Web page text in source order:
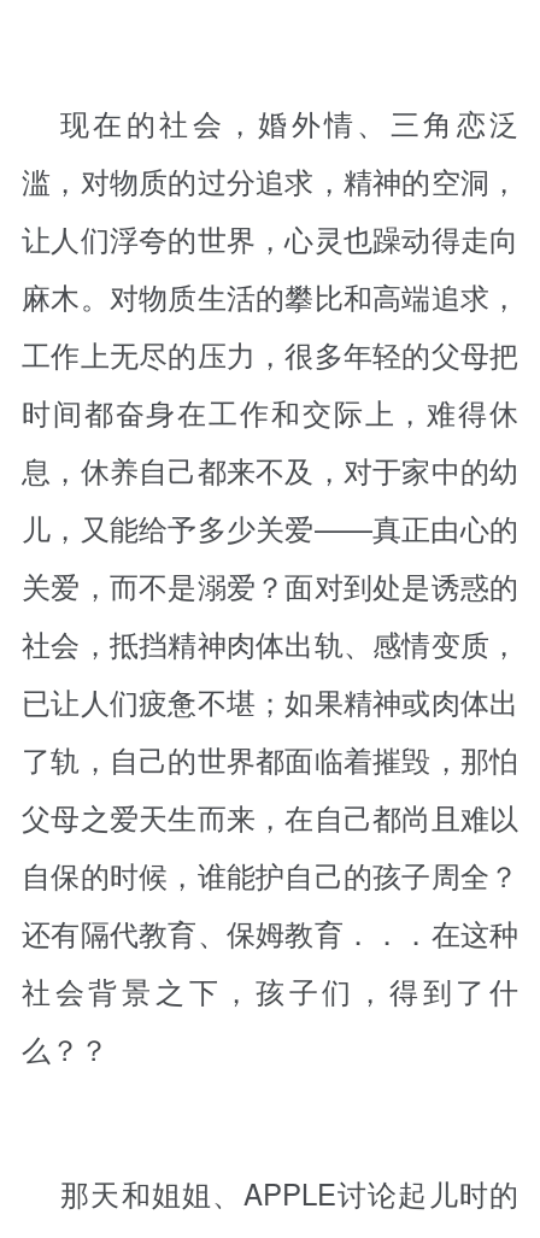
现在的社会，婚外情、三角恋泛
滥，对物质的过分追求，精神的空洞，
让人们浮夸的世界，心灵也躁动得走向
麻木。对物质生活的攀比和高端追求，
工作上无尽的压力，很多年轻的父母把
时间都奋身在工作和交际上，难得休
息，休养自己都来不及，对于家中的幼
儿，又能给予多少关爱——真正由心的
关爱，而不是溺爱？面对到处是诱惑的
社会，抵挡精神肉体出轨、感情变质，
已让人们疲惫不堪；如果精神或肉体出
了轨，自己的世界都面临着摧毁，那怕
父母之爱天生而来，在自己都尚且难以
自保的时候，谁能护自己的孩子周全？
还有隔代教育、保姆教育．．．在这种
社会背景之下，孩子们，得到了什
么？？
那天和姐姐、APPLE讨论起儿时的